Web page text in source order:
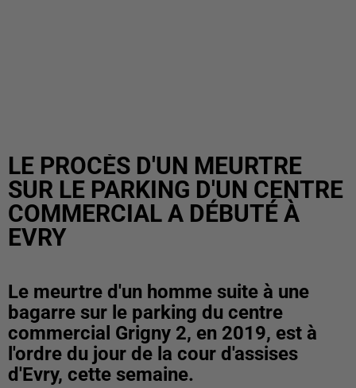
LE PROCÈS D'UN MEURTRE
SUR LE PARKING D'UN CENTRE
COMMERCIAL A DÉBUTÉ À
EVRY
Le meurtre d'un homme suite à une
bagarre sur le parking du centre
commercial Grigny 2, en 2019, est à
l'ordre du jour de la cour d'assises
d'Evry, cette semaine.